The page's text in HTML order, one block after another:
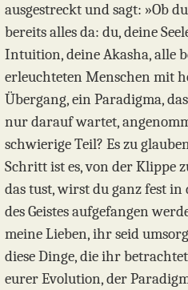
ausgestreckt und sagt: »Ob
bereits alles da: du, deine
Intuition, deine Akasha, alle
erleuchteten Menschen mit
Übergang, ein Paradigma,
nur darauf wartet,
schwierige Teil? Es zu
Schritt ist es, von der Klippe
das tust, wirst du ganz fest in
des Geistes aufgefangen
meine Lieben, ihr seid
diese Dinge, die ihr
eurer Evolution, der